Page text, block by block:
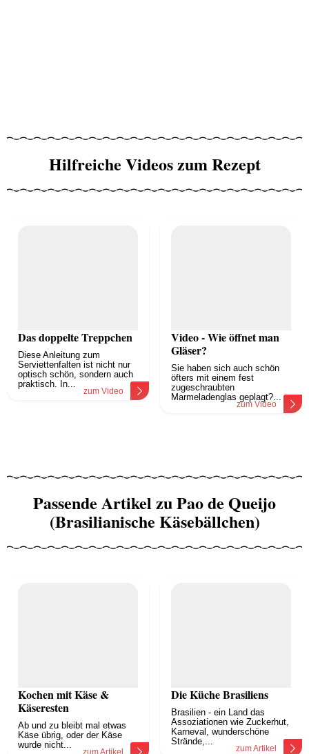
Hilfreiche Videos zum Rezept
Das doppelte Treppchen
Diese Anleitung zum
Serviettenfalten ist nicht nur
optisch schön, sondern auch
praktisch. In...
zum Video
Video - Wie öffnet man
Gläser?
Sie haben sich auch schön
öfters mit einem fest
zugeschraubten
Marmeladenglas geplagt?...
zum Video
Passende Artikel zu Pao de Queijo
(Brasilianische Käsebällchen)
Kochen mit Käse &
Käseresten
Ab und zu bleibt mal etwas
Käse übrig, oder der Käse
wurde nicht...
zum Artikel
Die Küche Brasiliens
Brasilien - ein Land das
Assoziationen wie Zuckerhut,
Karneval, wunderschöne
Strände,...
zum Artikel